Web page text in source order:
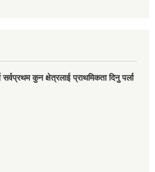
सर्वप्रथम कुन क्षेत्रलाई प्राथमिकता दिनु पर्ला